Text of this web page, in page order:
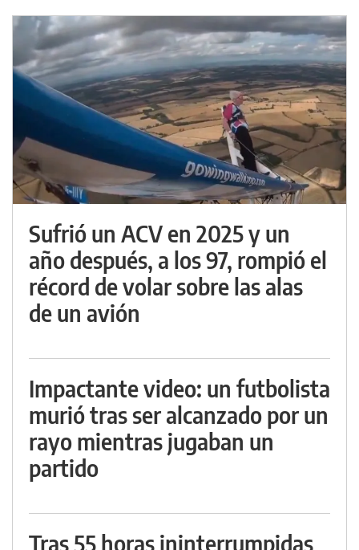
Sufrió un ACV en 2025 y un
año después, a los 97, rompió el
récord de volar sobre las alas
de un avión
Impactante video: un futbolista
murió tras ser alcanzado por un
rayo mientras jugaban un
partido
Tras 55 horas ininterrumpidas